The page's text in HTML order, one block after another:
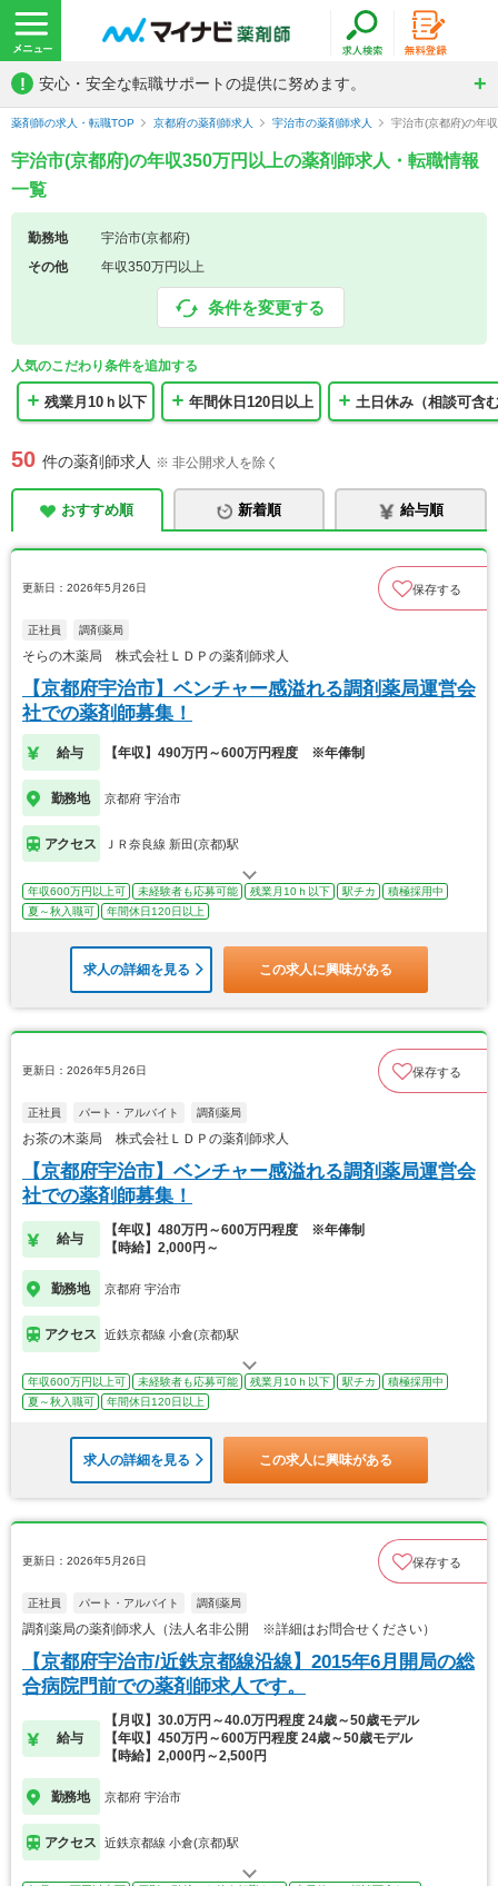
! 安心・安全な転職サポートの提供に努めます。
薬剤師の求人・転職TOP 京都府の薬剤師求人 宇治市の薬剤師求人 宇治市(京都府)の年
宇治市(京都府)の年収350万円以上の薬剤師求人・転職情報
一覧
勤務地
宇治市(京都府)
その他
年収350万円以上
条件を変更する
人気のこだわり条件を追加する
残業月10ｈ以下 年間休日120日以上 土日休み（相談可含
50 件の薬剤師求人 ※ 非公開求人を除く
おすすめ順 新着順 給与順
更新日：2026年5月26日 保存する
正社員 調剤薬局
そらの木薬局 株式会社ＬＤＰの薬剤師求人
【京都府宇治市】ベンチャー感溢れる調剤薬局運営会
社での薬剤師募集！
給与 【年収】490万円～600万円程度 ※年俸制
勤務地 京都府 宇治市
アクセス ＪＲ奈良線 新田(京都)駅
年収600万円以上可 未経験者も応募可能 残業月10ｈ以下 駅チカ
積極採用中
夏～秋入職可
年間休日120日以上
求人の詳細を見る この求人に興味がある
更新日：2026年5月26日 保存する
正社員 パート・アルバイト 調剤薬局
お茶の木薬局 株式会社ＬＤＰの薬剤師求人
【京都府宇治市】ベンチャー感溢れる調剤薬局運営会
社での薬剤師募集！
給与
【年収】480万円～600万円程度 ※年俸制
【時給】2,000円～
勤務地 京都府 宇治市
アクセス 近鉄京都線 小倉(京都)駅
年収600万円以上可 未経験者も応募可能 残業月10ｈ以下 駅チカ
積極採用中
夏～秋入職可
年間休日120日以上
求人の詳細を見る この求人に興味がある
更新日：2026年5月26日 保存する
正社員 パート・アルバイト 調剤薬局
調剤薬局の薬剤師求人（法人名非公開 ※詳細はお問合せください）
【京都府宇治市/近鉄京都線沿線】2015年6月開局の総
合病院門前での薬剤師求人です。
給与
【月収】30.0万円～40.0万円程度 24歳～50歳モデル
【年収】450万円～600万円程度 24歳～50歳モデル
【時給】2,000円～2,500円
勤務地 京都府 宇治市
アクセス 近鉄京都線 小倉(京都)駅